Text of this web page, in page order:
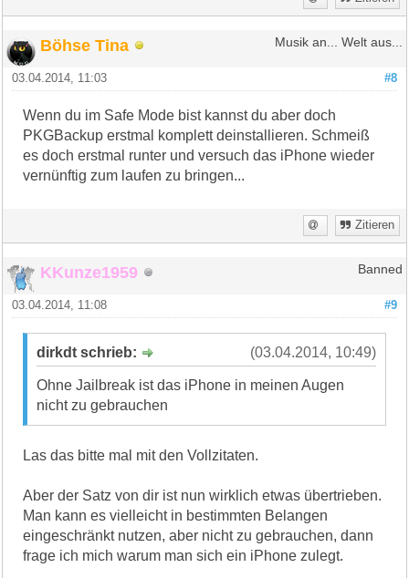
Böhse Tina Musik an... Welt aus...
#8
03.04.2014, 11:03
Wenn du im Safe Mode bist kannst du aber doch
PKGBackup erstmal komplett deinstallieren. Schmeiß
es doch erstmal runter und versuch das iPhone wieder
vernünftig zum laufen zu bringen...
Zitieren
KKunze1959 Banned
#9
03.04.2014, 11:08
(03.04.2014, 10:49)
dirkdt schrieb:
Ohne Jailbreak ist das iPhone in meinen Augen
nicht zu gebrauchen
Las das bitte mal mit den Vollzitaten.
Aber der Satz von dir ist nun wirklich etwas übertrieben.
Man kann es vielleicht in bestimmten Belangen
eingeschränkt nutzen, aber nicht zu gebrauchen, dann
frage ich mich warum man sich ein iPhone zulegt.